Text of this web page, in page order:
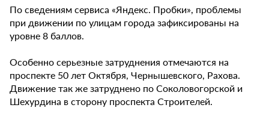
По сведениям сервиса «Яндекс. Пробки», проблемы
при движении по улицам города зафиксированы на
уровне 8 баллов.
Особенно серьезные затруднения отмечаются на
проспекте 50 лет Октября, Чернышевского, Рахова.
Движение так же затруднено по Соколовогорской и
Шехурдина в сторону проспекта Строителей.